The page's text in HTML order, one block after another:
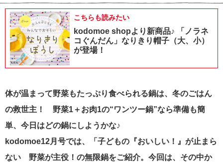
こちらも読みたい
kodomoe shopより新商品♪ 「ノラネ
コぐんだん」なりきり帽子（大、小）
が登場！
体が温まって野菜もたっぷり食べられる鍋は、冬のごはん
の救世主！ 野菜1＋お肉1の“ワンツー鍋”なら準備も簡
単、今日はどの鍋にしようかな♪
kodomoe12月号では、「子どもの『おいしい！』が止まら
ない 野菜が主役！の無限鍋をご紹介。今回は、その中か